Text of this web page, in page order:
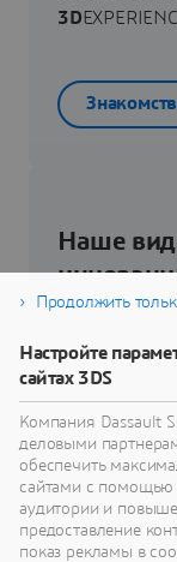
3D
Наше
помогут вам
процессы и
реализации
инноваций.
Перейти
Продолжить
Настройте
сайтах 3DS
Компания Dassault
деловыми
обеспечить
сайтами с помощью
аудитории и
предоставление
показ рекламы в